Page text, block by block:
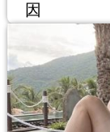
因